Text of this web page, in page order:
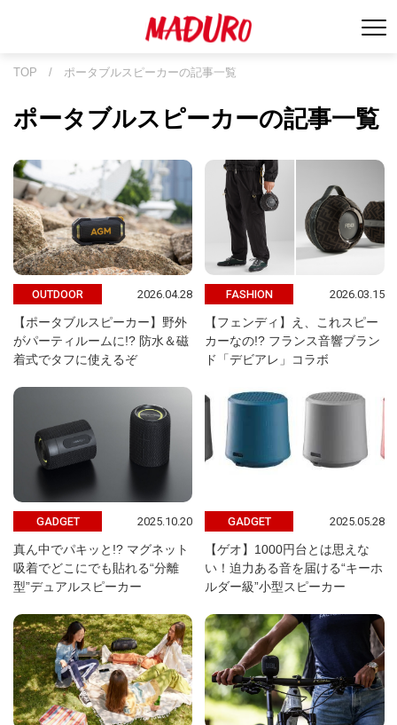
TOP / ポータブルスピーカーの記事一覧
ポータブルスピーカーの記事一覧
OUTDOOR 2026.04.28
【ポータブルスピーカー】野外
がパーティルームに!? 防水＆磁
着式でタフに使えるぞ
FASHION 2026.03.15
【フェンディ】え、これスピー
カーなの!? フランス音響ブラン
ド「デビアレ」コラボ
GADGET 2025.10.20
真ん中でパキッと!? マグネット
吸着でどこにでも貼れる“分離
型”デュアルスピーカー
GADGET 2025.05.28
【ゲオ】1000円台とは思えな
い！迫力ある音を届ける“キーホ
ルダー級”小型スピーカー